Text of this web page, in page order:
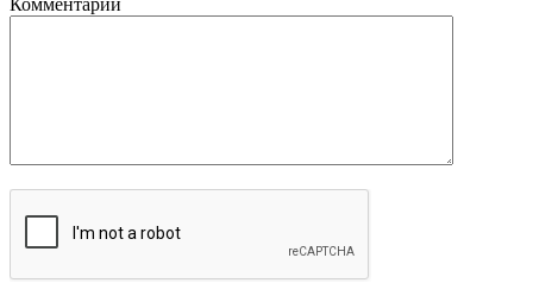
Комментарий